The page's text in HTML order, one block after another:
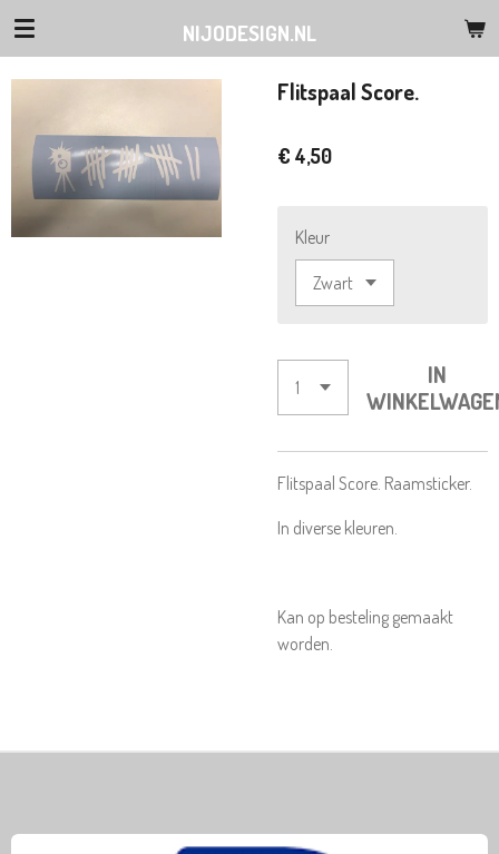
Ga
naar
hoofdinhoud
NIJODESIGN.NL
Flitspaal Score.
€ 4,50
Kleur
IN
Flitspaal Score. Raamsticker.
In diverse kleuren.
Kan op besteling gemaakt
worden.